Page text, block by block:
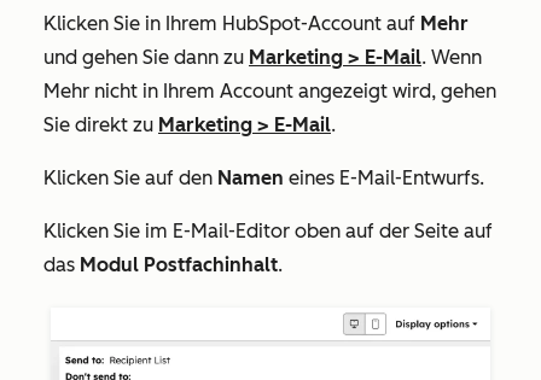
Klicken Sie in Ihrem HubSpot-Account auf Mehr
und gehen Sie dann zu Marketing > E-Mail. Wenn
Mehr nicht in Ihrem Account angezeigt wird, gehen
Sie direkt zu Marketing > E-Mail.
Klicken Sie auf den Namen eines E-Mail-Entwurfs.
Klicken Sie im E-Mail-Editor oben auf der Seite auf
das Modul Postfachinhalt.